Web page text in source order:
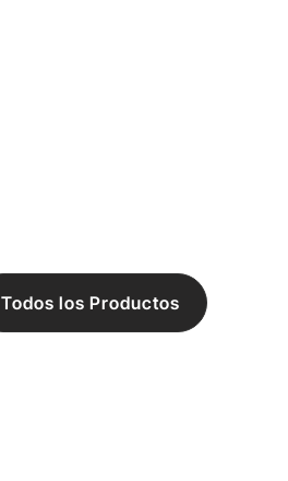
Todos los Productos